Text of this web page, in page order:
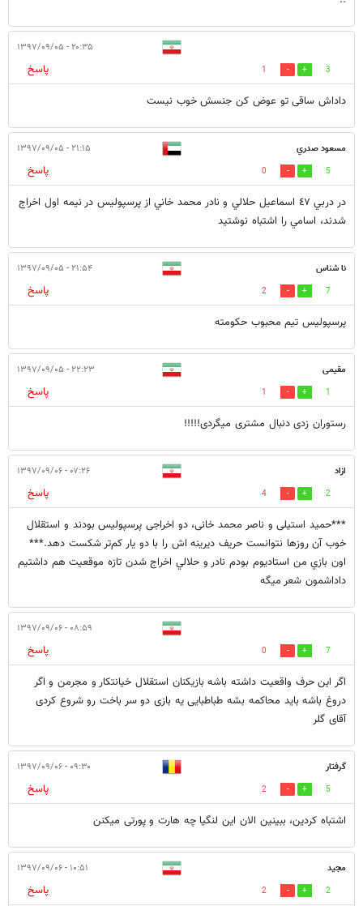
۲۰:۳۵ - ۱۳۹۷/۰۹/۰۵
3
1
پاسخ
داداش ساقی تو عوض کن جنسش خوب نیست
مسعود صدري ۲۱:۱۵ - ۱۳۹۷/۰۹/۰۵
5
0
پاسخ
در دربي ٤٧ اسماعيل حلالي و نادر محمد خاني از پرسپوليس در نيمه اول اخراج
شدند، اسامي را اشتباه نوشتيد
نا شناس ۲۱:۵۴ - ۱۳۹۷/۰۹/۰۵
7
2
پاسخ
پرسپولیس تیم محبوب حکومته
مقیمی ۲۲:۲۳ - ۱۳۹۷/۰۹/۰۵
1
1
پاسخ
رستوران زدی دنبال مشتری میگردی!!!!!
ازاد ۰۷:۲۶ - ۱۳۹۷/۰۹/۰۶
2
4
پاسخ
***حمید استیلی و ناصر محمد خانی، دو اخراجی پرسپولیس بودند و استقلال
خوب آن روزها نتوانست حریف دیرینه اش را با دو یار کم‌تر شکست دهد.***
اون بازي من استاديوم بودم نادر و حلالي اخراج شدن تازه موقعيت هم داشتيم
داداشمون شعر ميگه
۰۸:۵۹ - ۱۳۹۷/۰۹/۰۶
7
0
پاسخ
اگر این حرف واقعیت داشته باشه بازیکنان استقلال خیانتکار و مجرمن و اگر
دروغ باشه باید محاکمه بشه طباطبایی یه بازی دو سر باخت رو شروع کردی
آقای گلر
گرفتار ۰۹:۳۰ - ۱۳۹۷/۰۹/۰۶
5
2
پاسخ
اشتباه کردین، ببینین الان این لنگیا چه هارت و پورتی میکنن
مجید ۱۰:۵۱ - ۱۳۹۷/۰۹/۰۶
2
2 پاسخ